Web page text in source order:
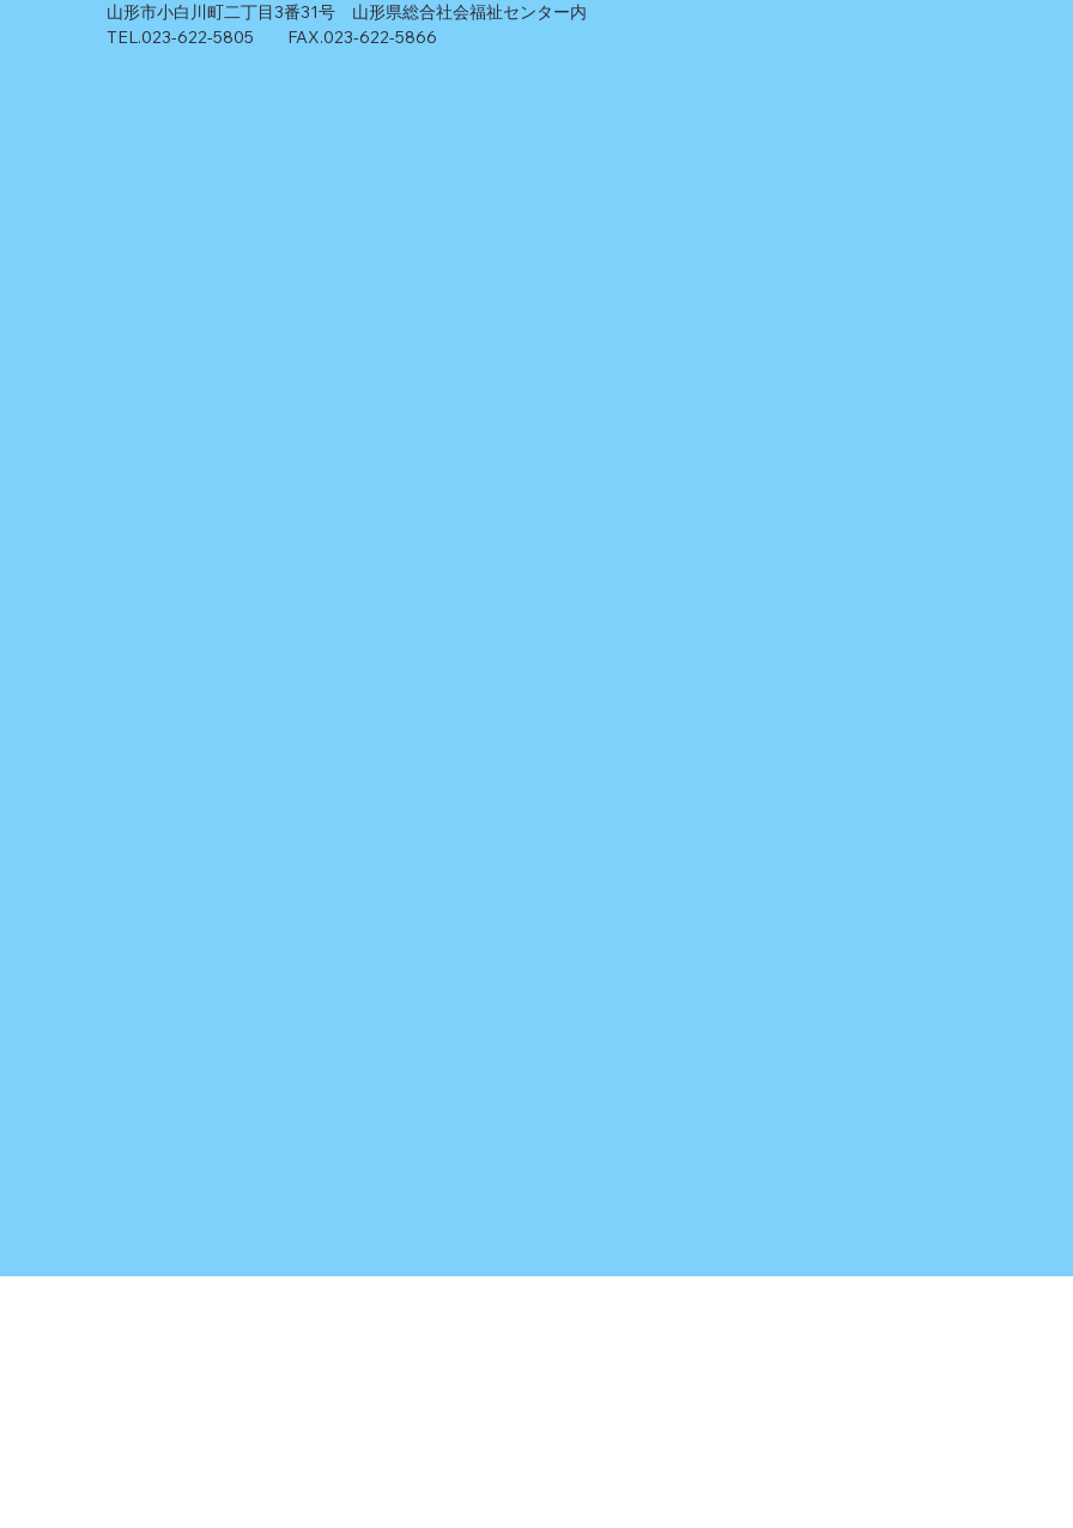
山形市小白川町二丁目3番31号 山形県総合社会福祉センター内
TEL.023-622-5805 FAX.023-622-5866